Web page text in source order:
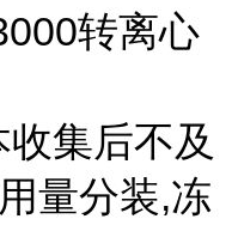
转离心
集后不及
量分装,冻